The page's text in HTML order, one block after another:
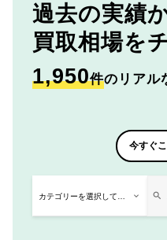
過去の実績
買取相場を
1,950件のリアル
今すぐ